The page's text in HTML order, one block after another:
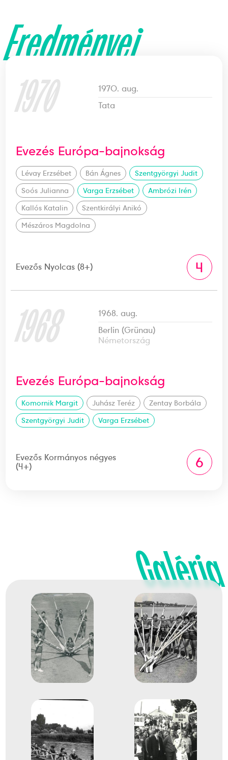
Eredményei
1970
1970. aug.
Tata
Evezés Európa-bajnokság
Lévay Erzsébet Bán Ágnes
Szentgyörgyi Judit
Soós Julianna
Varga Erzsébet
Ambrózi Irén
Kallós Katalin
Szentkirályi Anikó
Mészáros Magdolna
Evezős Nyolcas (8+) 4
1968
1968. aug.
Berlin (Grünau)
Németország
Evezés Európa-bajnokság
Komornik Margit Juhász Teréz
Zentay Borbála
Szentgyörgyi Judit
Varga Erzsébet
Evezős Kormányos négyes
(4+)
6
Galéria